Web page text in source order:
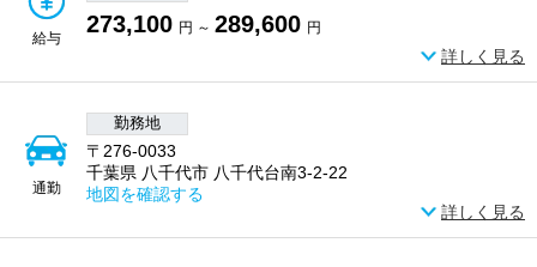
給与
273,100 円 ～ 289,600 円
詳しく見る
通勤
勤務地
〒276-0033
千葉県 八千代市 八千代台南3-2-22
地図を確認する
詳しく見る